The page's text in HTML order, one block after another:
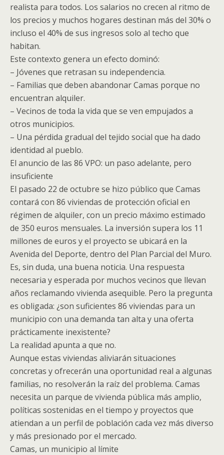
realista para todos. Los salarios no crecen al ritmo de
los precios y muchos hogares destinan más del 30% o
incluso el 40% de sus ingresos solo al techo que
habitan.
Este contexto genera un efecto dominó:
– Jóvenes que retrasan su independencia.
– Familias que deben abandonar Camas porque no
encuentran alquiler.
– Vecinos de toda la vida que se ven empujados a
otros municipios.
– Una pérdida gradual del tejido social que ha dado
identidad al pueblo.
El anuncio de las 86 VPO: un paso adelante, pero
insuficiente
El pasado 22 de octubre se hizo público que Camas
contará con 86 viviendas de protección oficial en
régimen de alquiler, con un precio máximo estimado
de 350 euros mensuales. La inversión supera los 11
millones de euros y el proyecto se ubicará en la
Avenida del Deporte, dentro del Plan Parcial del Muro.
Es, sin duda, una buena noticia. Una respuesta
necesaria y esperada por muchos vecinos que llevan
años reclamando vivienda asequible. Pero la pregunta
es obligada: ¿son suficientes 86 viviendas para un
municipio con una demanda tan alta y una oferta
prácticamente inexistente?
La realidad apunta a que no.
Aunque estas viviendas aliviarán situaciones
concretas y ofrecerán una oportunidad real a algunas
familias, no resolverán la raíz del problema. Camas
necesita un parque de vivienda pública más amplio,
políticas sostenidas en el tiempo y proyectos que
atiendan a un perfil de población cada vez más diverso
y más presionado por el mercado.
Camas, un municipio al límite